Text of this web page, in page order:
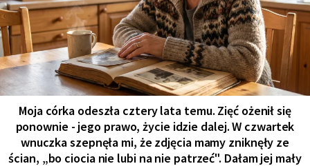
Moja córka odeszła cztery lata temu. Zięć ożenił się
ponownie - jego prawo, życie idzie dalej. W czwartek
wnuczka szepnęła mi, że zdjęcia mamy zniknęły ze
ścian, „bo ciocia nie lubi na nie patrzeć". Dałam jej mały